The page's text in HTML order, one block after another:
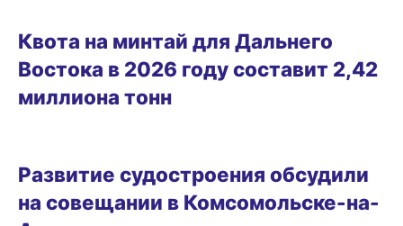
Квота на минтай для Дальнего
Востока в 2026 году составит 2,42
миллиона тонн
Развитие судостроения обсудили
на совещании в Комсомольске-на-